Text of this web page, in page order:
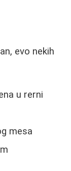
evo nekih
u rerni
mesa